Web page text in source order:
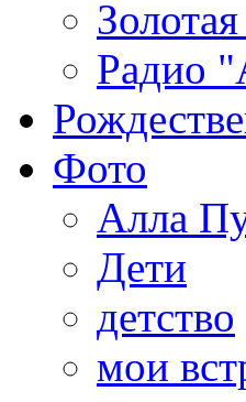
Радио
Фото
Алла
Дети
детство
мои